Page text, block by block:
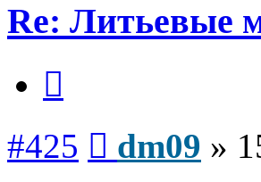
Re: Литьевые
#425 dm09 »